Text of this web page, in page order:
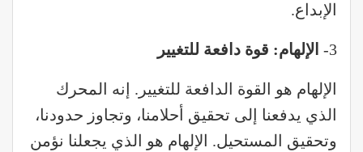
الإبداع.
3- الإلهام: قوة دافعة للتغيير
الإلهام هو القوة الدافعة للتغيير. إنه المحرك
الذي يدفعنا إلى تحقيق أحلامنا، وتجاوز حدودنا،
وتحقيق المستحيل. الإلهام هو الذي يجعلنا نؤمن